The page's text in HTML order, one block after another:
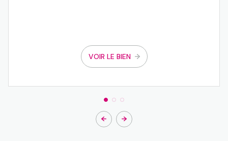
VOIR LE BIEN